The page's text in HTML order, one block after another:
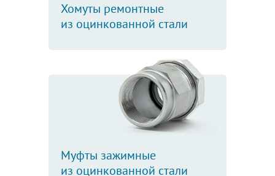
Хомуты ремонтные
из оцинкованной стали
Муфты зажимные
из оцинкованной стали